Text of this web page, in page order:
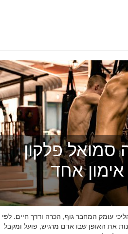
סמואל פלקון
אחד
עומק המחבר גוף, הכרה ודרך חיים. לפי
את האופן שבו אדם מרגיש, פועל ומקבל